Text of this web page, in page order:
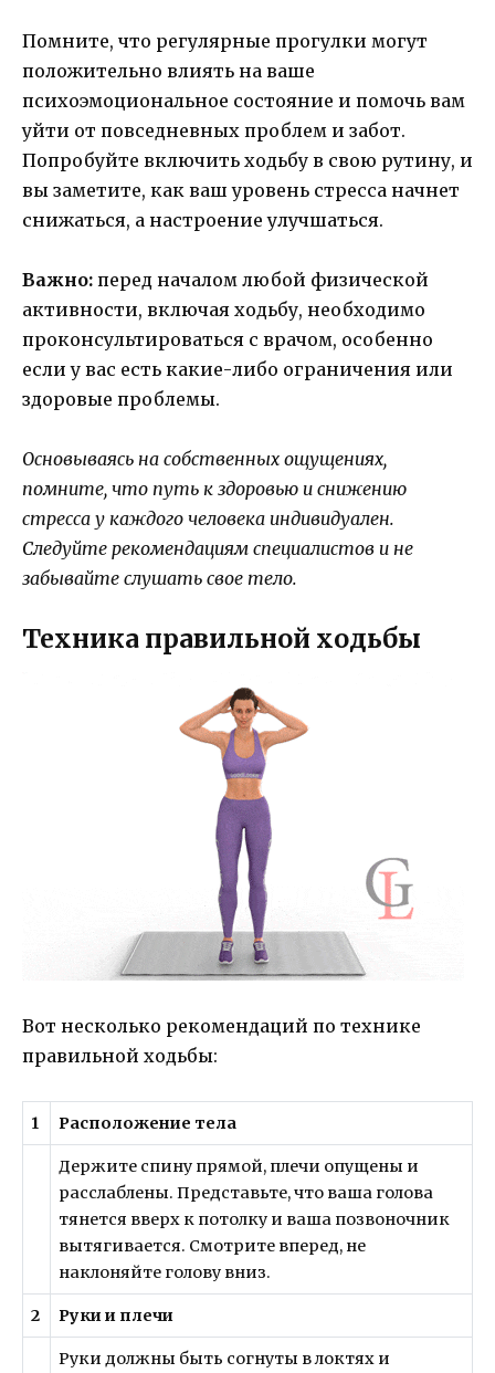
Помните, что регулярные прогулки могут
положительно влиять на ваше
психоэмоциональное состояние и помочь вам
уйти от повседневных проблем и забот.
Попробуйте включить ходьбу в свою рутину, и
вы заметите, как ваш уровень стресса начнет
снижаться, а настроение улучшаться.
Важно: перед началом любой физической
активности, включая ходьбу, необходимо
проконсультироваться с врачом, особенно
если у вас есть какие-либо ограничения или
здоровые проблемы.
Основываясь на собственных ощущениях,
помните, что путь к здоровью и снижению
стресса у каждого человека индивидуален.
Следуйте рекомендациям специалистов и не
забывайте слушать свое тело.
Техника правильной ходьбы
Вот несколько рекомендаций по технике
правильной ходьбы:
1 Расположение тела
Держите спину прямой, плечи опущены и
расслаблены. Представьте, что ваша голова
тянется вверх к потолку и ваша позвоночник
вытягивается. Смотрите вперед, не
наклоняйте голову вниз.
2 Руки и плечи
Руки должны быть согнуты в локтях и